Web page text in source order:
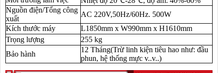
Nguồn điện/Tổng công
xuất
AC 220V,50Hz/60Hz. 500W
Kích thước máy
L1850mm x W990mm x H1610mm
Trọng lượng
255 kg
Bảo hành
12 Tháng(Trừ linh kiện tiêu hao như: đầu
phun, hệ thống mực v..v..)